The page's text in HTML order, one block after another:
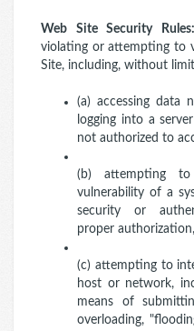
Web Site Security Rules:
violating or attempting to
Site, including, without
(a) accessing data
logging into a
not authorized to
(b) attempting
vulnerability of a
security or
proper authorization,
(c) attempting to
host or network,
means of
overloading,